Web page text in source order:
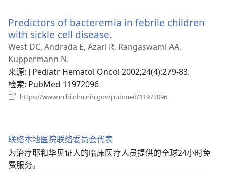
窗
Predictors of bacteremia in febrile children
with sickle cell disease.
开
窗
West DC, Andrada E, Azari R, Rangaswami AA,
Kuppermann N.
来源‎: J Pediatr Hematol Oncol 2002;24(4):279-83.
检索‎: PubMed 11972096
https://www.ncbi.nlm.nih.gov/pubmed/11972096
联络本地医院联络委员会代表
为治疗耶和华见证人的临床医疗人员提供的全球24小时免
费服务。